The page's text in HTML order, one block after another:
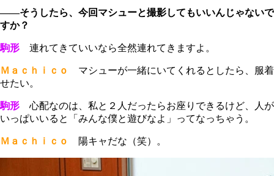
――そうしたら、今回マシューと撮影してもいいんじゃないで
すか？
駒形 連れてきていいなら全然連れてきますよ。
Ｍａｃｈｉｃｏ
マシューが一緒にいてくれるとしたら、服着
せたい。
駒形 心配なのは、私と２人だったらお座りできるけど、人が
いっぱいいると「みんな僕と遊びなよ」ってなっちゃう。
Ｍａｃｈｉｃｏ 陽キャだな（笑）。